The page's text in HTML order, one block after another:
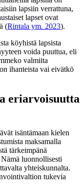
lapsiin verrattuna,
lapset ovat
(Rintala ym. 2023).
köyhistä lapsista
voida puuttua, eli
valmiita
ihanteista vai eivätkö
eriarvoisuutta
isäntämaan kielen
maksamalla
tärkeimpänä
luonnollisesti
yhteiskunnalta.
tukevia